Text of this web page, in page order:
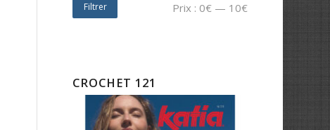
Filtrer Prix : 0€— 10€
CROCHET 121